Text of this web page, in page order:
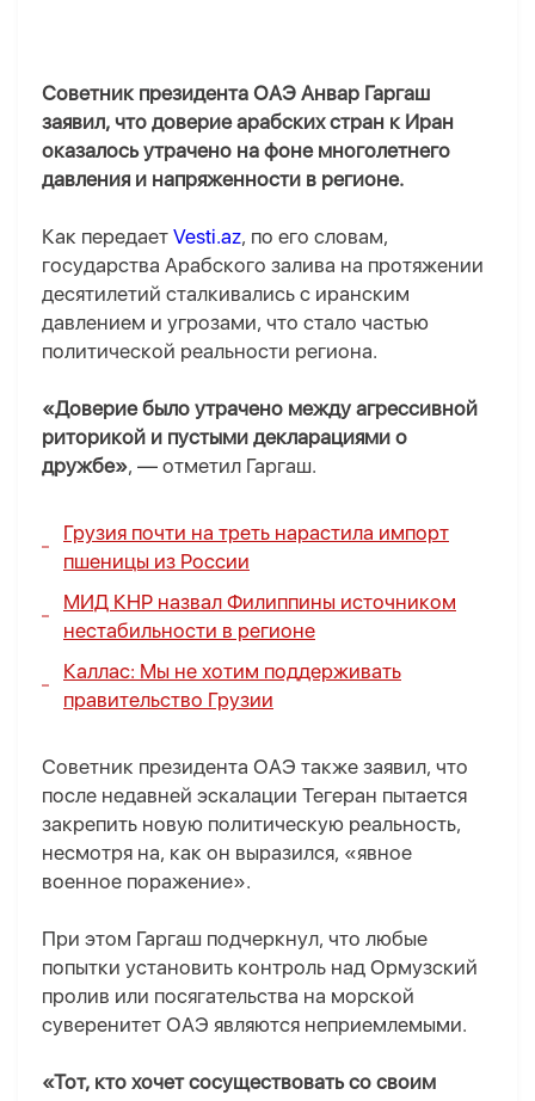
Советник президента ОАЭ Анвар Гаргаш
заявил, что доверие арабских стран к Иран
оказалось утрачено на фоне многолетнего
давления и напряженности в регионе.
Как передает Vesti.az, по его словам,
государства Арабского залива на протяжении
десятилетий сталкивались с иранским
давлением и угрозами, что стало частью
политической реальности региона.
«Доверие было утрачено между агрессивной
риторикой и пустыми декларациями о
дружбе», — отметил Гаргаш.
Грузия почти на треть нарастила импорт
пшеницы из России
МИД КНР назвал Филиппины источником
нестабильности в регионе
Каллас: Мы не хотим поддерживать
правительство Грузии
Советник президента ОАЭ также заявил, что
после недавней эскалации Тегеран пытается
закрепить новую политическую реальность,
несмотря на, как он выразился, «явное
военное поражение».
При этом Гаргаш подчеркнул, что любые
попытки установить контроль над Ормузский
пролив или посягательства на морской
суверенитет ОАЭ являются неприемлемыми.
«Тот, кто хочет сосуществовать со своим